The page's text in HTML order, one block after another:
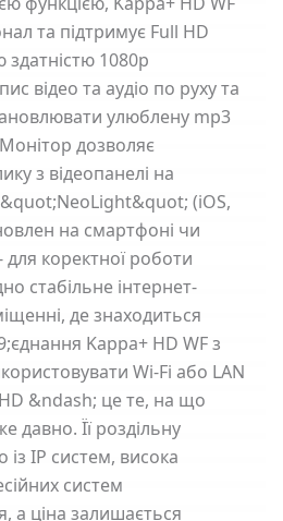
та підтримує Full HD
здатністю 1080р
відео та аудіо по руху та
улюблену mp3
дозволяє
з відеопанелі на
(iOS,
на смартфоні чи
коректної роботи
стабільне інтернет-
де знаходиться
Kappa+ HD WF з
Wi-Fi або LAN
&ndash; це те, на що
давно. Її роздільну
із IP систем, висока
систем
а ціна залишається